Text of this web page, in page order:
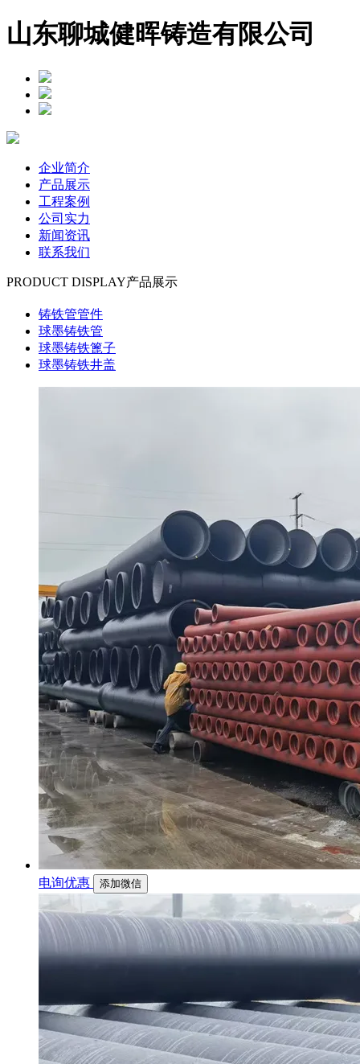
山东聊城健晖铸造有限公司
企业简介
产品展示
工程案例
公司实力
新闻资讯
联系我们
PRODUCT DISPLAY产品展示
铸铁管管件
球墨铸铁管
球墨铸铁篦子
球墨铸铁井盖
电询优惠 添加微信